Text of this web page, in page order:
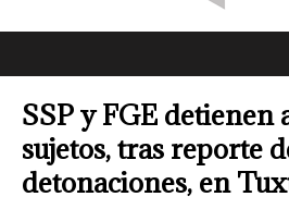
SSP y FGE detienen
sujetos, tras reporte
detonaciones, en